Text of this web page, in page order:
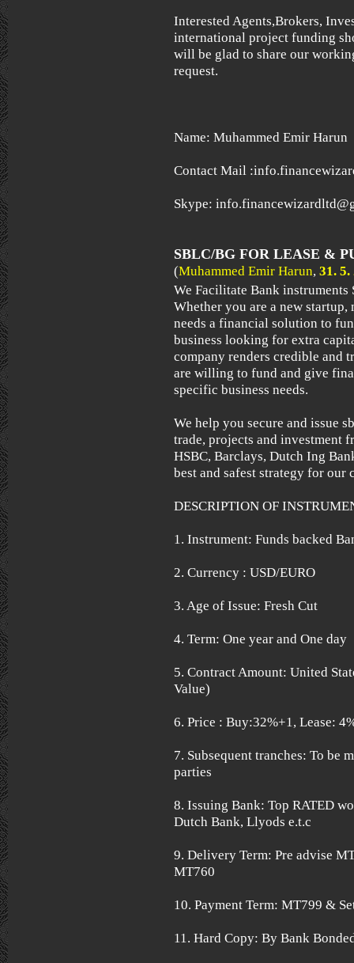
Interested Agents,Brokers,
international project funding
will be glad to share our
request.
Name: Muhammed Emir Harun
Contact Mail
Skype:
SBLC/BG FOR LEASE &
(Muhammed Emir Harun, 31. 5.
We Facilitate Bank instruments
Whether you are a new
needs a financial solution to
business looking for extra
company renders credible and
are willing to fund and give
specific business needs.
We help you secure and issue
trade, projects and investment
HSBC, Barclays, Dutch Ing
best and safest strategy for our
DESCRIPTION OF
1. Instrument: Funds backed
2. Currency : USD/EURO
3. Age of Issue: Fresh Cut
4. Term: One year and One day
5. Contract Amount: United
Value)
6. Price : Buy:32%+1, Lease:
7. Subsequent tranches: To be
parties
8. Issuing Bank: Top RATED
Dutch Bank, Llyods e.t.c
9. Delivery Term: Pre advise
MT760
10. Payment Term: MT799 &
11. Hard Copy: By Bank